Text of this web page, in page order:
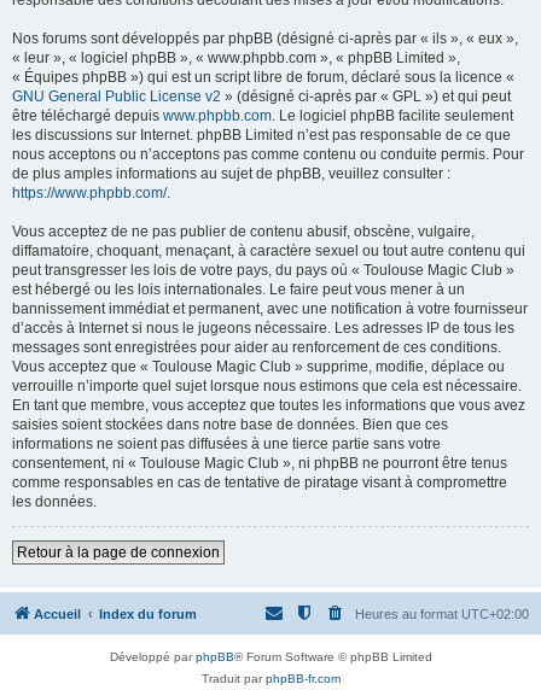
Nos forums sont développés par phpBB (désigné ci-après par « ils », « eux »,
« leur », « logiciel phpBB », « www.phpbb.com », « phpBB Limited »,
« Équipes phpBB ») qui est un script libre de forum, déclaré sous la licence «
GNU General Public License v2 » (désigné ci-après par « GPL ») et qui peut
être téléchargé depuis www.phpbb.com. Le logiciel phpBB facilite seulement
les discussions sur Internet. phpBB Limited n’est pas responsable de ce que
nous acceptons ou n’acceptons pas comme contenu ou conduite permis. Pour
de plus amples informations au sujet de phpBB, veuillez consulter :
https://www.phpbb.com/.
Vous acceptez de ne pas publier de contenu abusif, obscène, vulgaire,
diffamatoire, choquant, menaçant, à caractère sexuel ou tout autre contenu qui
peut transgresser les lois de votre pays, du pays où « Toulouse Magic Club »
est hébergé ou les lois internationales. Le faire peut vous mener à un
bannissement immédiat et permanent, avec une notification à votre fournisseur
d’accès à Internet si nous le jugeons nécessaire. Les adresses IP de tous les
messages sont enregistrées pour aider au renforcement de ces conditions.
Vous acceptez que « Toulouse Magic Club » supprime, modifie, déplace ou
verrouille n’importe quel sujet lorsque nous estimons que cela est nécessaire.
En tant que membre, vous acceptez que toutes les informations que vous avez
saisies soient stockées dans notre base de données. Bien que ces
informations ne soient pas diffusées à une tierce partie sans votre
consentement, ni « Toulouse Magic Club », ni phpBB ne pourront être tenus
comme responsables en cas de tentative de piratage visant à compromettre
les données.
Retour à la page de connexion
Accueil Index du forum Heures au format UTC+02:00
Développé parphpBB® Forum Software © phpBB Limited
Traduit parphpBB-fr.com